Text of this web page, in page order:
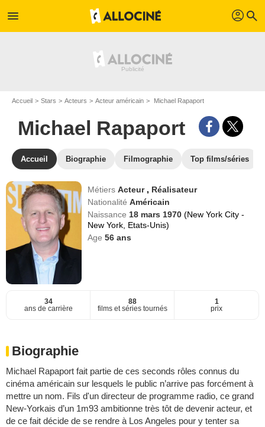
menu profil search
Accueil Stars Acteurs Acteur américain Michael Rapaport
Michael Rapaport
Accueil Biographie Filmographie Top films/séries
MétiersActeur , Réalisateur
NationalitéAméricain
Naissance 18 mars 1970(New York City -
New York, Etats-Unis)
Age56 ans
34
ans de carrière
88
films et séries tournés
1
prix
Biographie
Michael Rapaport fait partie de ces seconds rôles connus du
cinéma américain sur lesquels le public n’arrive pas forcément à
mettre un nom. Fils d'un directeur de programme radio, ce grand
New-Yorkais d’un 1m93 ambitionne très tôt de devenir acteur, et
de ce fait décide de se rendre à Los Angeles pour y tenter sa